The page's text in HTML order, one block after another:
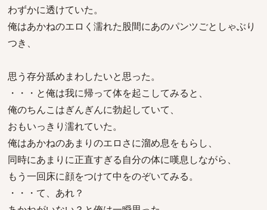
わずかに透けていた。
俺はあかねのエロく濡れた股間にあのパンツごとしゃぶり
つき、
思う存分舐めまわしたいと思った。
・・・と俺は我に帰って体を起こしてみると、
俺のちんこはぎんぎんに勃起していて、
おもいっきり濡れていた。
俺はあかねのあまりのエロさに溜め息をもらし、
同時にあまりに正直すぎる自分の体に嘆息しながら、
もう一回床に顔をつけて中をのぞいてみる。
・・・て、あれ？